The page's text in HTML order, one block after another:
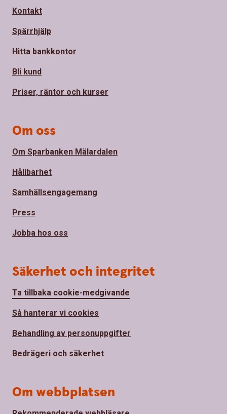
Kontakt
Spärrhjälp
Hitta bankkontor
Bli kund
Priser, räntor och kurser
Om oss
Om Sparbanken Mälardalen
Hållbarhet
Samhällsengagemang
Press
Jobba hos oss
Säkerhet och integritet
Ta tillbaka cookie-medgivande
Så hanterar vi cookies
Behandling av personuppgifter
Bedrägeri och säkerhet
Om webbplatsen